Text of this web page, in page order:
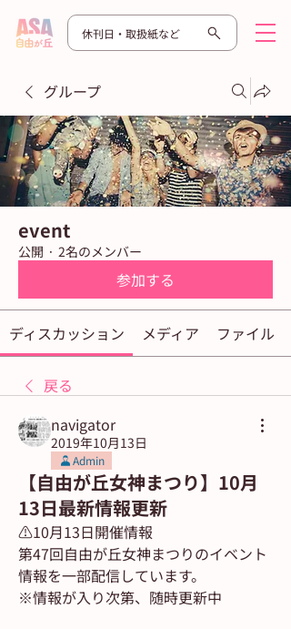
休刊日・取扱紙など
グループ
event
公開 · 2名のメンバー
参加する
ディスカッション メディア ファイル
戻る
navigator
2019年10月13日
Admin
【自由が丘女神まつり】10月
13日最新情報更新
⚠️10月13日開催情報
第47回自由が丘女神まつりのイベント
情報を一部配信しています。
※情報が入り次第、随時更新中